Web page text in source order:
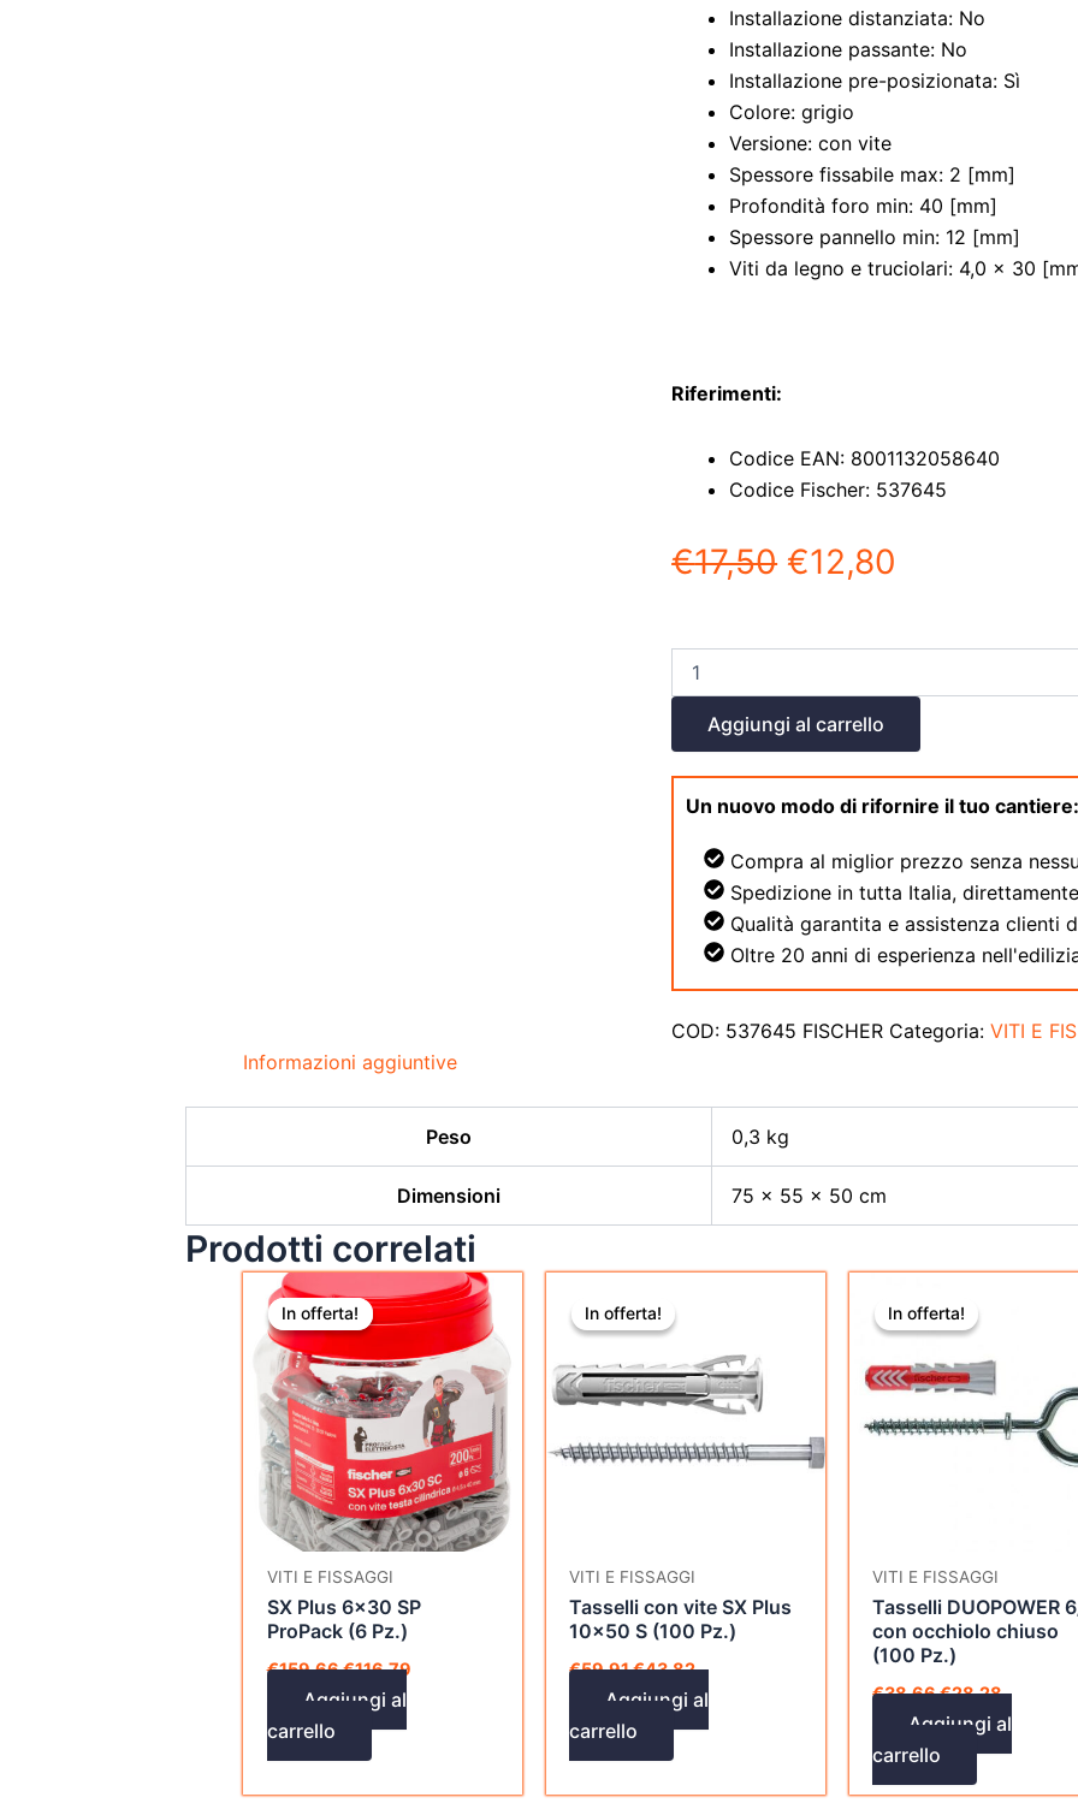
Installazione distanziata: No
Installazione passante: No
Installazione pre-posizionata: Sì
Colore: grigio
Versione: con vite
Spessore fissabile max: 2 [mm]
Profondità foro min: 40 [mm]
Spessore pannello min: 12 [mm]
Viti da legno e truciolari: 4,0 x 30
Riferimenti:
Codice EAN: 8001132058640
Codice Fischer: 537645
€17,50 €12,80
Aggiungi al carrello
Un nuovo modo di rifornire il tuo
Compra al miglior prezzo senza
Spedizione in tutta Italia,
Qualità garantita e assistenza clienti
Oltre 20 anni di esperienza
COD: 537645 FISCHER Categoria:VITI E
Informazioni aggiuntive
Peso 0,3 kg
Dimensioni 75 × 55 × 50 cm
Prodotti correlati
In offerta!
In offerta!
VITI E FISSAGGI
SX Plus 6×30 SP
ProPack (6 Pz.)
€159,66
prezzo
originale
€159,66.
€116,79
prezzo
attuale
€116,79.
Aggiungi al
carrello
In offerta!
In offerta!
VITI E FISSAGGI
Tasselli con vite SX Plus
10×50 S (100 Pz.)
€59,91
prezzo
originale
€59,91.
€43,82
€43,82.
Aggiungi al
carrello
In offerta!
In offerta!
VITI E FISSAGGI
Tasselli DUOPOWER
con occhiolo chiuso
(100 Pz.)
€38,66
prezzo
originale
€38,66.
€28,28
Aggiungi al
carrello